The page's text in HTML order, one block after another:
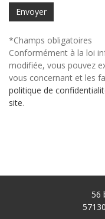
Envoyer
*Champs obligatoires
Conformément à la loi
modifiée, vous pouvez
vous concernant et les
politique de
site.
56
57130